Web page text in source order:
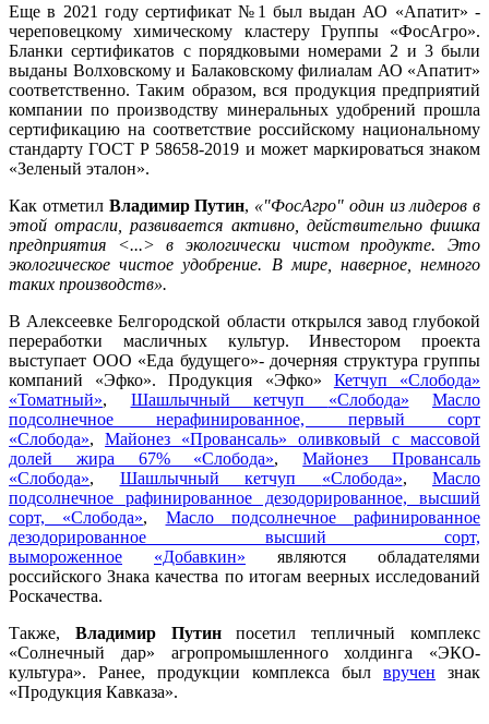
Еще в 2021 году сертификат №1 был выдан АО «Апатит» -
череповецкому химическому кластеру Группы «ФосАгро».
Бланки сертификатов с порядковыми номерами 2 и 3 были
выданы Волховскому и Балаковскому филиалам АО «Апатит»
соответственно. Таким образом, вся продукция предприятий
компании по производству минеральных удобрений прошла
сертификацию на соответствие российскому национальному
стандарту ГОСТ Р 58658-2019 и может маркироваться знаком
«Зеленый эталон».
Как отметил Владимир Путин, «"ФосАгро" один из лидеров в
этой отрасли, развивается активно, действительно фишка
предприятия <...> в экологически чистом продукте. Это
экологическое чистое удобрение. В мире, наверное, немного
таких производств».
В Алексеевке Белгородской области открылся завод глубокой
переработки масличных культур. Инвестором проекта
выступает ООО «Еда будущего»- дочерняя структура группы
компаний «Эфко».
Продукция «Эфко» Кетчуп «Слобода»
«Томатный», Шашлычный кетчуп «Слобода»
Масло
подсолнечное нерафинированное, первый сорт
«Слобода», Майонез «Провансаль» оливковый с массовой
долей жира 67% «Слобода»,Майонез Провансаль
«Слобода», Шашлычный кетчуп «Слобода», Масло
подсолнечное рафинированное дезодорированное, высший
сорт, «Слобода», Масло подсолнечное рафинированное
дезодорированное высший сорт,
вымороженное
«Добавкин» являются обладателями
российского Знака качества по итогам веерных исследований
Роскачества.
Также, Владимир Путинпосетил тепличный комплекс
«Солнечный дар» агропромышленного холдинга «ЭКО-
культура». Ранее, продукции комплекса был вручен знак
«Продукция Кавказа».